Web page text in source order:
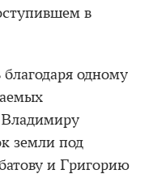
в
одному
Владимиру
земли под
и Григорию